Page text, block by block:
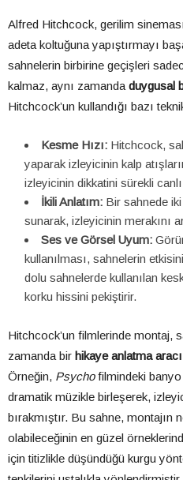
Alfred Hitchcock, gerilim
adeta koltuğuna yapıştırmayı
sahnelerin birbirine geçişleri
kalmaz, aynı zamandaduygusal
Hitchcock’un kullandığı bazı
Kesme Hızı: Hitchcock,
yaparak izleyicinin kalp
izleyicinin dikkatini sürekli
İkili Anlatım: Bir sahnede
sunarak, izleyicinin merakını
Ses ve Görsel Uyum:
kullanılması, sahnelerin
dolu sahnelerde kullanılan
korku hissini pekiştirir.
Hitchcock’un filmlerinde montaj,
zamanda bir hikaye anlatma aracı
Örneğin, Psychofilmindeki banyo
dramatik müzikle birleşerek,
bırakmıştır. Bu sahne, montajın
olabileceğinin en güzel
için titizlikle düşündüğü kurgu